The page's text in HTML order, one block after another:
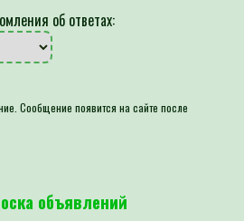
об ответах:
Сообщение появится на сайте после
объявлений